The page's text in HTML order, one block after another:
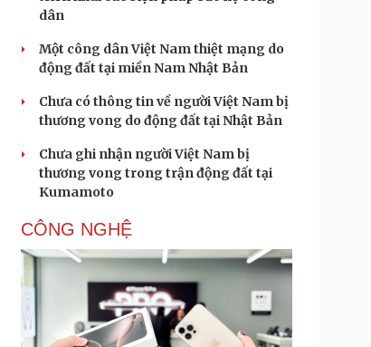
dân
Một công dân Việt Nam thiệt mạng do
động đất tại miền Nam Nhật Bản
Chưa có thông tin về người Việt Nam bị
thương vong do động đất tại Nhật Bản
Chưa ghi nhận người Việt Nam bị
thương vong trong trận động đất tại
Kumamoto
CÔNG NGHỆ